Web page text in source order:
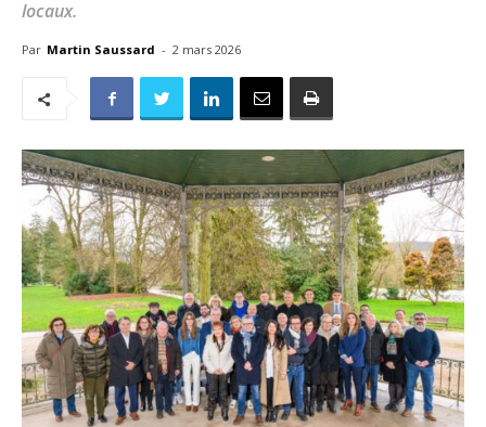
locaux.
Par Martin Saussard - 2 mars 2026